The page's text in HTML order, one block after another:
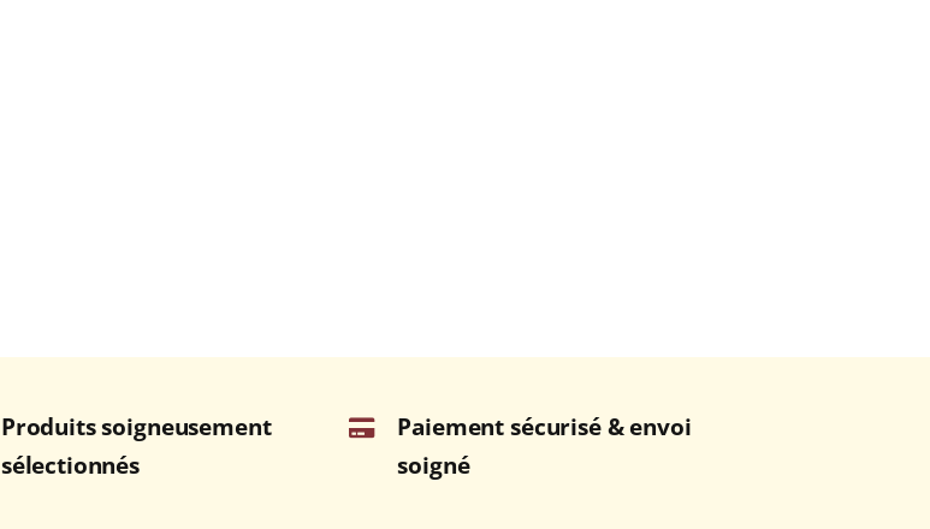
Produits soigneusement
sélectionnés
Paiement sécurisé & envoi
soigné